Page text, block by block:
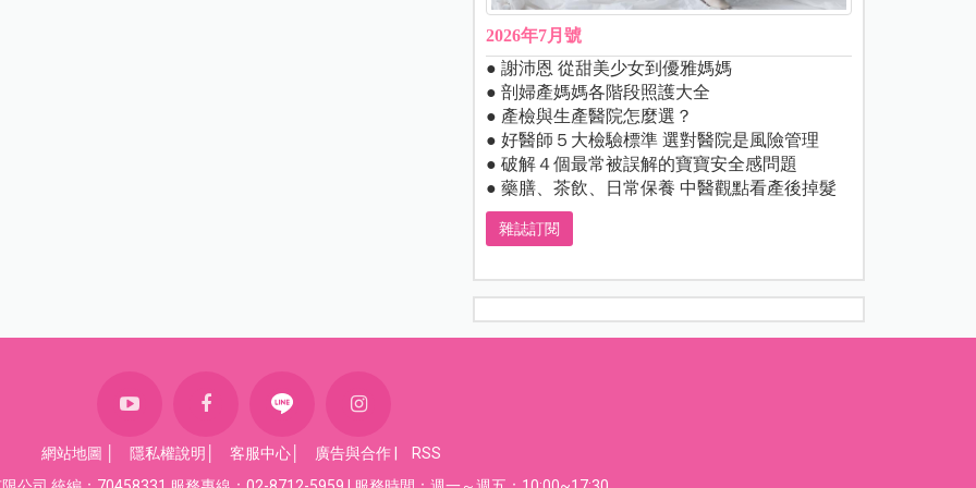
2026年7月號
● 謝沛恩 從甜美少女到優雅媽媽
● 剖婦產媽媽各階段照護大全
● 產檢與生產醫院怎麼選？
● 好醫師５大檢驗標準 選對醫院是風險管理
● 破解４個最常被誤解的寶寶安全感問題
● 藥膳、茶飲、日常保養 中醫觀點看產後掉髮
雜誌訂閱
網站地圖 隱私權說明 客服中心 廣告與合作
RSS